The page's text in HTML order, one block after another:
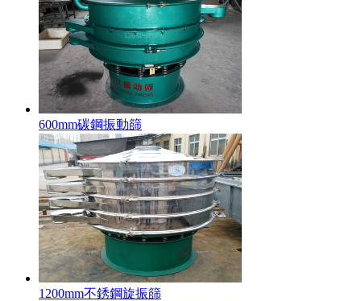
600mm碳鋼振動篩
1200mm不銹鋼旋振篩